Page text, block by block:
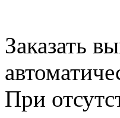
Заказать
При